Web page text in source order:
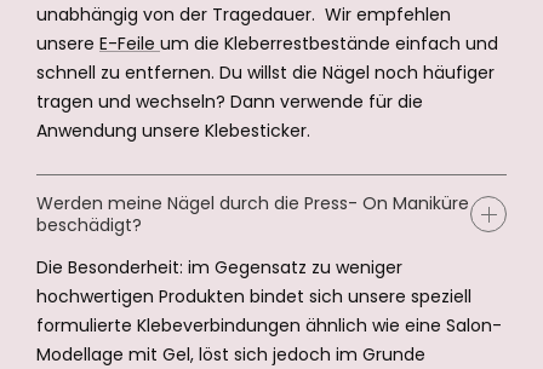
unabhängig von der Tragedauer. Wir empfehlen
unsere E-Feile um die Kleberrestbestände einfach und
schnell zu entfernen. Du willst die Nägel noch häufiger
tragen und wechseln? Dann verwende für die
Anwendung unsere Klebesticker.
Werden meine Nägel durch die Press- On Maniküre
beschädigt?
Die Besonderheit: im Gegensatz zu weniger
hochwertigen Produkten bindet sich unsere speziell
formulierte Klebeverbindungen ähnlich wie eine Salon-
Modellage mit Gel, löst sich jedoch im Grunde